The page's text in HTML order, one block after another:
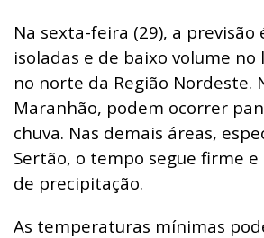
Na sexta-feira (29), a previsão
isoladas e de baixo volume
no norte da Região Nordeste.
Maranhão, podem ocorrer
chuva. Nas demais áreas,
Sertão, o tempo segue firme e
de precipitação.
As temperaturas mínimas